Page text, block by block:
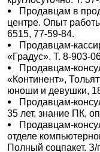
Продавцам в
центре. Опыт
6515, 77-59-84.
Продавцам-
«Градус». Т. 8-903-
Продавцам-
«Континент»,
юноши и девушки,
Продавцам-
35 лет, знание ПК,
Продавцам-
отделе
Полный соцпакет.